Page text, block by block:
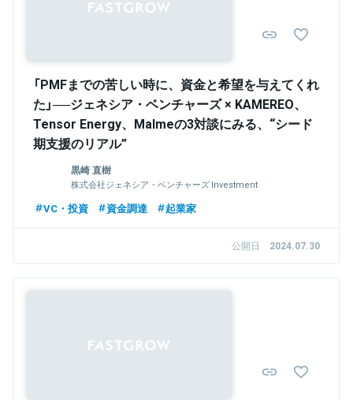
「PMFまでの苦しい時に、資金と希望を与えてくれ
た」──ジェネシア・ベンチャーズ × KAMEREO、
Tensor Energy、Malmeの3対談にみる、“シード
期支援のリアル”
黒崎 直樹
株式会社ジェネシア・ベンチャーズ Investment
VC・投資 資金調達 起業家
公開日 2024.07.30